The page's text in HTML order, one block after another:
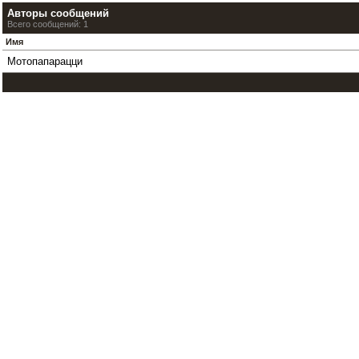
Авторы сообщений
Всего сообщений: 1
Имя
Мотопапарацци